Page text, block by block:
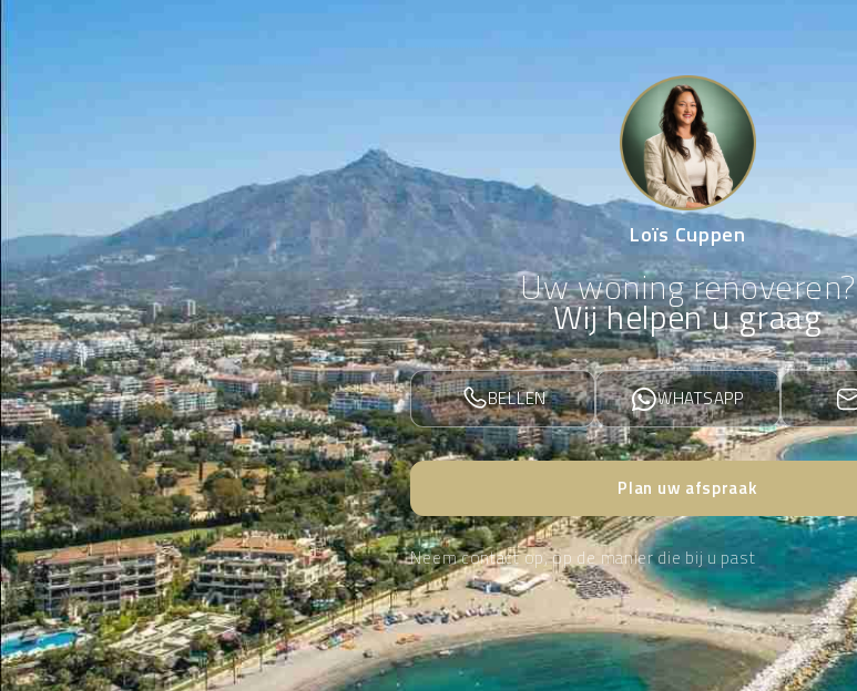
Loïs Cuppen
Uw woning renoveren?
Wij helpen u graag
BELLEN WHATSAPP
Plan uw afspraak
Neem contact op, op de manier die bij u past